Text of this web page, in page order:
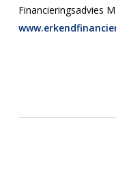
Financieringsadvies